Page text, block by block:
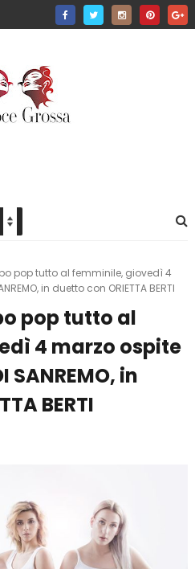
pop tutto al femminile, giovedì 4
in duetto con ORIETTA BERTI
pop tutto al
4 marzo ospite
SANREMO, in
BERTI